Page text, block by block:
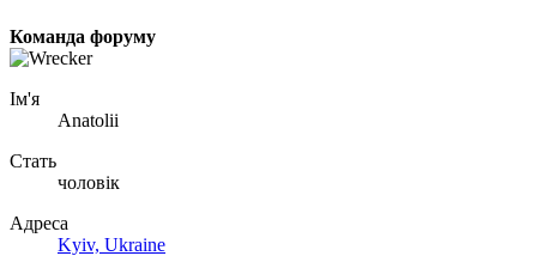
Команда форуму
Ім'я
Anatolii
Стать
чоловік
Адреса
Kyiv, Ukraine